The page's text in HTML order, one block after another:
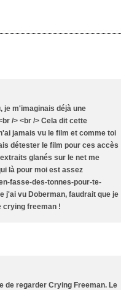
je m'imaginais déjà une
/> <br /> Cela dit cette
jamais vu le film et comme toi
détester le film pour ces accès
glanés sur le net me
là pour moi est assez
fasse-des-tonnes-pour-te-
j'ai vu Doberman, faudrait que je
crying freeman !
de regarder Crying Freeman. Le